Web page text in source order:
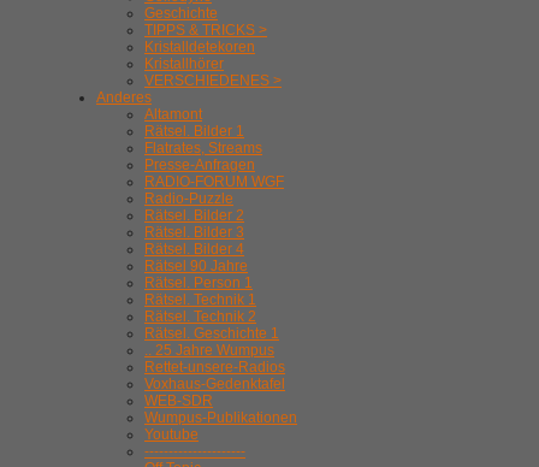
Geschichte
TIPPS & TRICKS >
Kristalldetekoren
Kristallhörer
VERSCHIEDENES >
Anderes
Altamont
Rätsel. Bilder 1
Flatrates, Streams
Presse-Anfragen
RADIO-FORUM WGF
Radio-Puzzle
Rätsel. Bilder 2
Rätsel. Bilder 3
Rätsel. Bilder 4
Rätsel 90 Jahre
Rätsel. Person 1
Rätsel. Technik 1
Rätsel. Technik 2
Rätsel. Geschichte 1
.. 25 Jahre Wumpus
Rettet-unsere-Radios
Voxhaus-Gedenktafel
WEB-SDR
Wumpus-Publikationen
Youtube
---------------------